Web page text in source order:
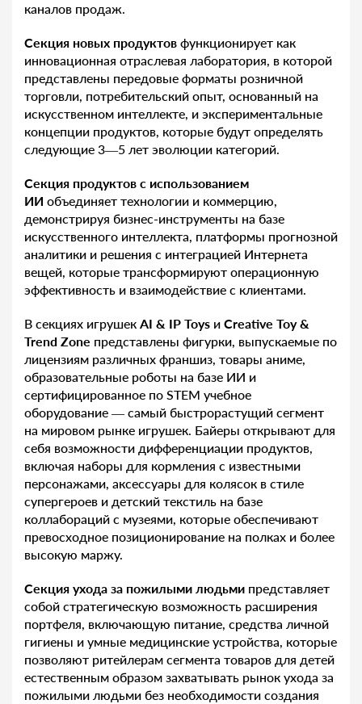
каналов продаж.
Секция новых продуктов функционирует как
инновационная отраслевая лаборатория, в которой
представлены передовые форматы розничной
торговли, потребительский опыт, основанный на
искусственном интеллекте, и экспериментальные
концепции продуктов, которые будут определять
следующие 3—5 лет эволюции категорий.
Секция продуктов с использованием
ИИ объединяет технологии и коммерцию,
демонстрируя бизнес-инструменты на базе
искусственного интеллекта, платформы прогнозной
аналитики и решения с интеграцией Интернета
вещей, которые трансформируют операционную
эффективность и взаимодействие с клиентами.
В секциях игрушек AI & IP Toys и Creative Toy &
Trend Zone представлены фигурки, выпускаемые по
лицензиям различных франшиз, товары аниме,
образовательные роботы на базе ИИ и
сертифицированное по STEM учебное
оборудование — самый быстрорастущий сегмент
на мировом рынке игрушек. Байеры открывают для
себя возможности дифференциации продуктов,
включая наборы для кормления с известными
персонажами, аксессуары для колясок в стиле
супергероев и детский текстиль на базе
коллабораций с музеями, которые обеспечивают
превосходное позиционирование на полках и более
высокую маржу.
Секция ухода за пожилыми людьми представляет
собой стратегическую возможность расширения
портфеля, включающую питание, средства личной
гигиены и умные медицинские устройства, которые
позволяют ритейлерам сегмента товаров для детей
естественным образом захватывать рынок ухода за
пожилыми людьми без необходимости создания